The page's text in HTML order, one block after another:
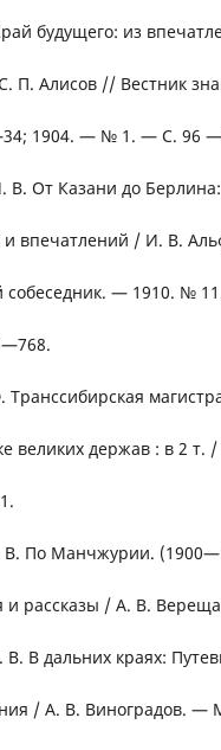
будущего: из
П. Алисов // Вестник
1904. — № 1. — С. 96
В. От Казани до
и впечатлений / И. В.
собеседник. — 1910. №
Транссибирская
великих держав : в 2 т.
В. По Манчжурии.
и рассказы / А. В.
В. В дальних краях:
/ А. В. Виноградов. —